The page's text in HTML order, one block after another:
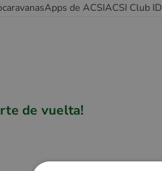
Apps de ACSIACSI Club ID
de vuelta!